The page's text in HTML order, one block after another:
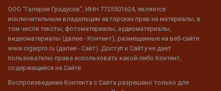
ООО "Галерея Градусов", ИНН 7725501624, является
исключительным владельцем авторских прав на материалы, в
том числе тексты, фотоматериалы, аудиоматериалы,
видеоматериалы (далее - Контент), размещенные на веб-сайте
www.cigarpro.ru (далее - Сайт). Доступ к Сайту не дает
пользователю права использовать какой-либо Контент,
содержащийся на Сайте.
Воспроизведение Контента с Сайта разрешено только для